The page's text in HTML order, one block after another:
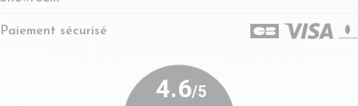
Paiement sécurisé